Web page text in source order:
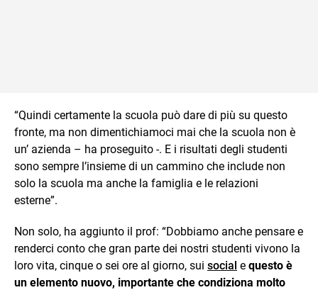
“Quindi certamente la scuola può dare di più su questo
fronte, ma non dimentichiamoci mai che la scuola non è
un’ azienda – ha proseguito -. E i risultati degli studenti
sono sempre l’insieme di un cammino che include non
solo la scuola ma anche la famiglia e le relazioni
esterne”.
Non solo, ha aggiunto il prof: “Dobbiamo anche pensare e
renderci conto che gran parte dei nostri studenti vivono la
loro vita, cinque o sei ore al giorno, sui social e questo è
un elemento nuovo, importante che condiziona molto